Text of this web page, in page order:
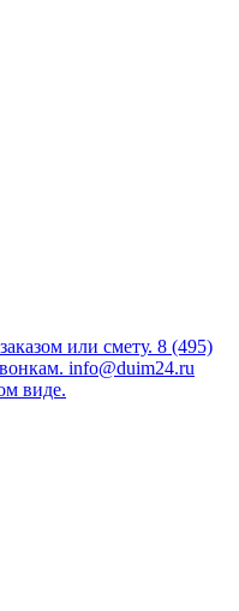
или смету. 8 (495)
info@duim24.ru
виде.